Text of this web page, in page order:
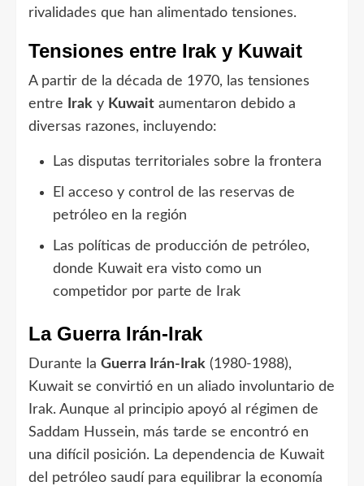
rivalidades que han alimentado tensiones.
Tensiones entre Irak y Kuwait
A partir de la década de 1970, las tensiones
entre
Irak y Kuwait aumentaron debido a
diversas razones, incluyendo:
Las disputas territoriales sobre la frontera
El acceso y control de las reservas de
petróleo en la región
Las políticas de producción de petróleo,
donde Kuwait era visto como un
competidor por parte de Irak
La Guerra Irán-Irak
Durante la Guerra Irán-Irak (1980-1988),
Kuwait se convirtió en un aliado involuntario de
Irak. Aunque al principio apoyó al régimen de
Saddam Hussein, más tarde se encontró en
una difícil posición. La dependencia de Kuwait
del petróleo saudí para equilibrar la economía